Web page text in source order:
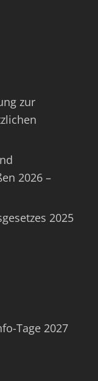
zur
2026 –
2025
Tage 2027